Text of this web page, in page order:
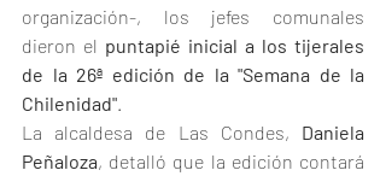
organización-, los jefes comunales
dieron el puntapié inicial a los tijerales
de la 26ª edición de la "Semana de la
Chilenidad".
La alcaldesa de Las Condes, Daniela
Peñaloza, detalló que la edición contará